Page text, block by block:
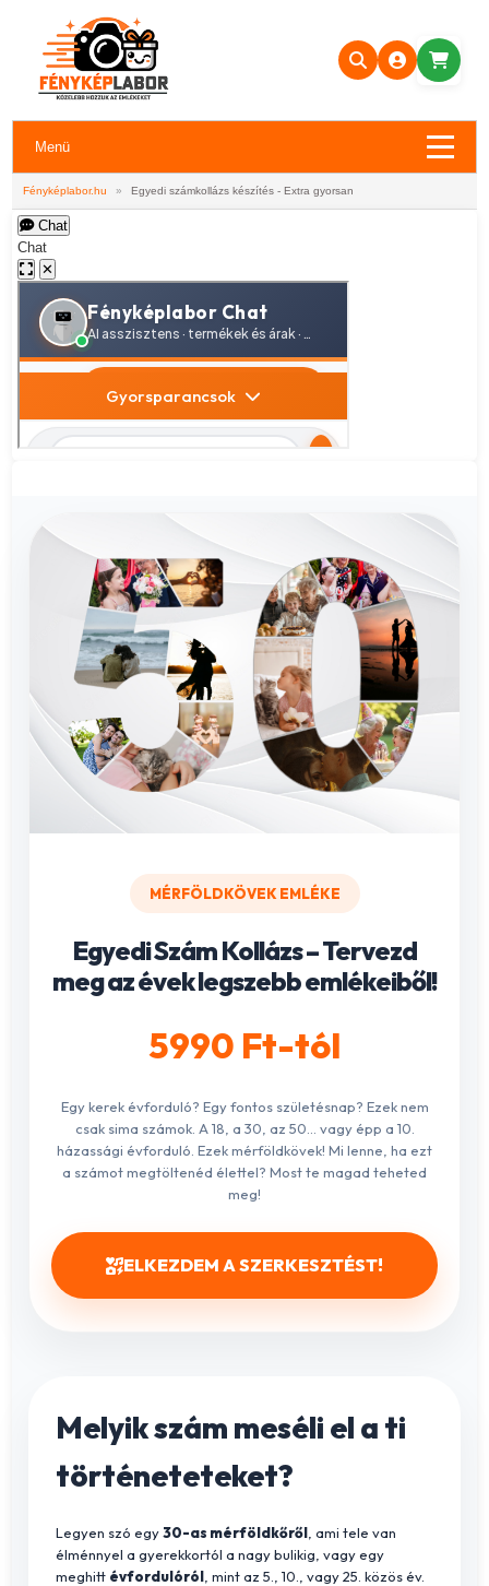
Menü
Fényképlabor.hu » Egyedi számkollázs készítés - Extra gyorsan
Chat
Chat
✕
MÉRFÖLDKÖVEK EMLÉKE
Egyedi Szám Kollázs – Tervezd
meg az évek legszebb emlékeiből!
5990 Ft-tól
Egy kerek évforduló? Egy fontos születésnap? Ezek nem
csak sima számok. A 18, a 30, az 50... vagy épp a 10.
házassági évforduló. Ezek mérföldkövek! Mi lenne, ha ezt
a számot megtöltenéd élettel? Most te magad teheted
meg!
ELKEZDEM A SZERKESZTÉST!
Melyik szám meséli el a ti
történeteteket?
Legyen szó egy30-as mérföldkőről , ami tele van
élménnyel a gyerekkortól a nagy bulikig, vagy egy
meghitt évfordulóról , mint az 5., 10., vagy 25. közös év.